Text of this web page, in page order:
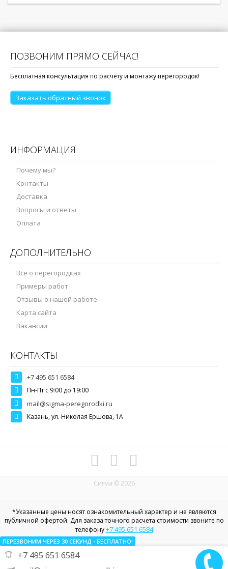
ПОЗВОНИМ ПРЯМО СЕЙЧАС!
Бесплатная консультация по расчету и монтажу перегородок!
Заказать обратный звонок
ИНФОРМАЦИЯ
Почему мы?
Контакты
Доставка
Вопросы и ответы
Оплата
ДОПОЛНИТЕЛЬНО
Всё о перегородках
Примеры работ
Отзывы о нашей работе
Карта сайта
Вакансии
КОНТАКТЫ
+7 495 651 6584
Пн-Пт c 9:00 до 19:00
mail@sigma-peregorodki.ru
Казань, ул. Николая Ершова, 1А
Сигма © 2026
*Указанные цены носят ознакомительный характер и не являются
публичной офертой. Для заказа точного расчета стоимости звоните по
телефону+7 495 651 6584
ПЕРЕЗВОНИМ ЧЕРЕЗ 30 СЕКУНД - БЕСПЛАТНО!
+7 495 651 6584
Политика конфиденциальности в отношении пользовательских
данных